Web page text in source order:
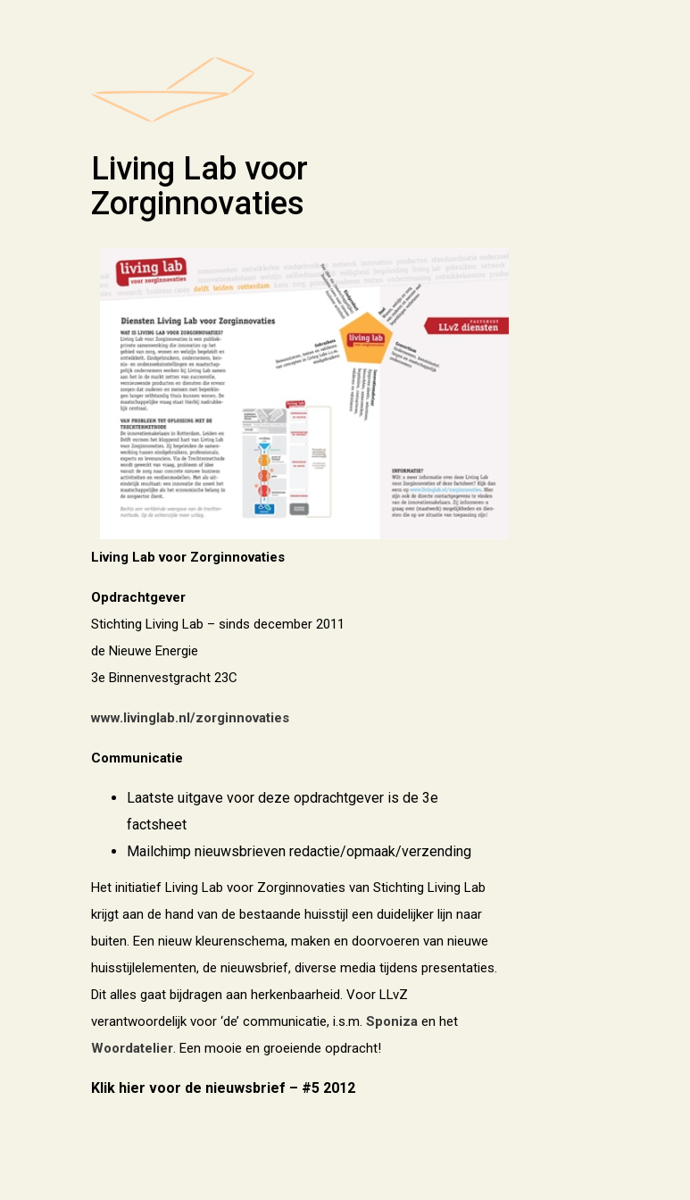
Living Lab voor
Zorginnovaties
Living Lab voor Zorginnovaties
Opdrachtgever
Stichting Living Lab – sinds december 2011
de Nieuwe Energie
3e Binnenvestgracht 23C
www.livinglab.nl/zorginnovaties
Communicatie
Laatste uitgave voor deze opdrachtgever is de 3e
factsheet
Mailchimp nieuwsbrieven redactie/opmaak/verzending
Het initiatief Living Lab voor Zorginnovaties van Stichting Living Lab
krijgt aan de hand van de bestaande huisstijl een duidelijker lijn naar
buiten. Een nieuw kleurenschema, maken en doorvoeren van nieuwe
huisstijlelementen, de nieuwsbrief, diverse media tijdens presentaties.
Dit alles gaat bijdragen aan herkenbaarheid. Voor LLvZ
verantwoordelijk voor ‘de’ communicatie, i.s.m. Sponiza en het
Woordatelier. Een mooie en groeiende opdracht!
Klik hier voor de nieuwsbrief – #5 2012